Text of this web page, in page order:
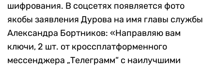
шифрования. В соцсетях появляется фото
якобы заявления Дурова на имя главы службы
Александра Бортников: «Направляю вам
ключи, 2 шт. от кроссплатформенного
мессенджера „Телеграмм“ с наилучшими